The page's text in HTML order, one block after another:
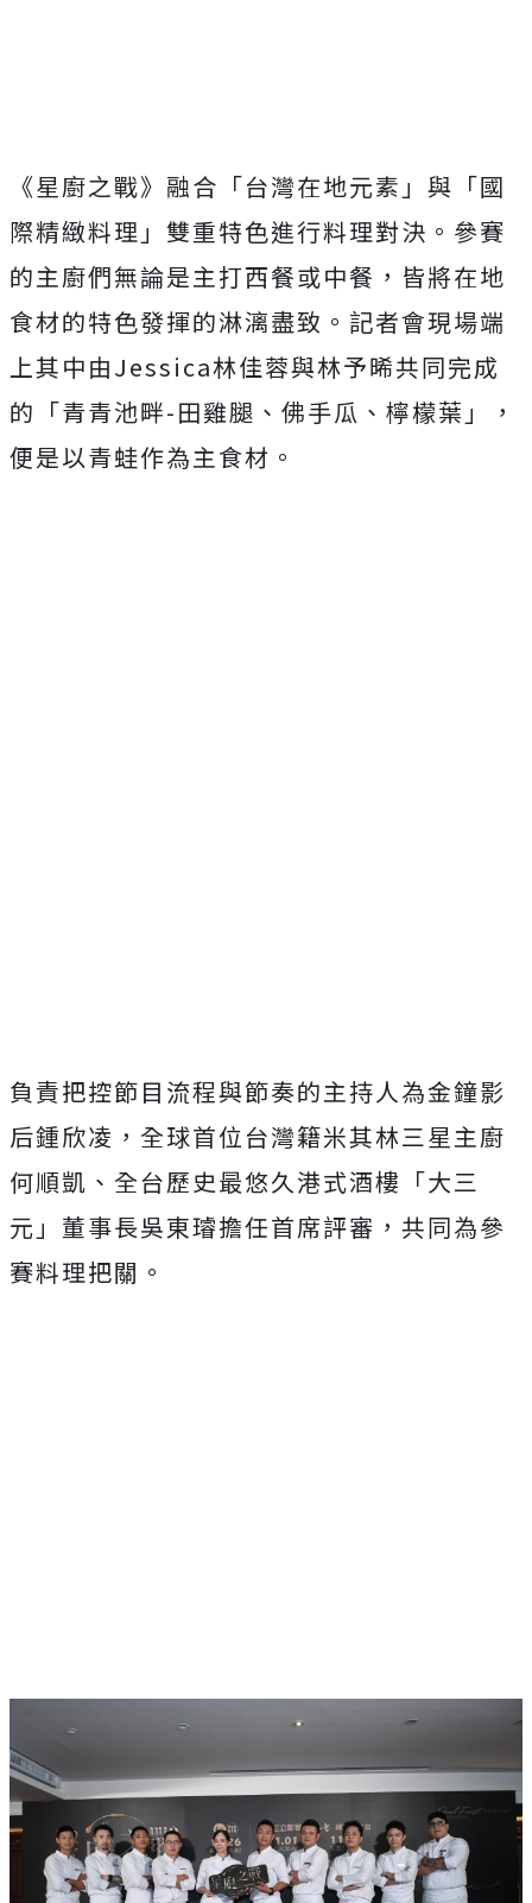
《星廚之戰》融合「台灣在地元素」與「國
際精緻料理」 雙重特色進行料理對決。參賽
的主廚們無論是主打西餐或中餐， 皆將在地
食材的特色發揮的淋漓盡致。記者會現場端
上其中由Jessica林佳蓉與林予晞共同完成
的「青青池畔-田雞腿、佛手瓜、 檸檬葉」，
便是以青蛙作為主食材。
負責把控節目流程與節奏的主持人為金鐘影
后鍾欣凌， 全球首位台灣籍米其林三星主廚
何順凱、全台歷史最悠久港式酒樓「大三
元」董事長吳東璿擔任首席評審，共同為參
賽料理把關。